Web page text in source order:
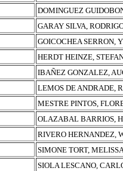
DOMINGUEZ
GARAY SILVA,
GOICOCHEA SERRON,
HERDT HEINZE,
IBAÑEZ GONZALEZ,
LEMOS DE ANDRADE,
MESTRE PINTOS,
OLAZABAL BARRIOS,
RIVERO HERNANDEZ,
SIMONE TORT,
SIOLA LESCANO,